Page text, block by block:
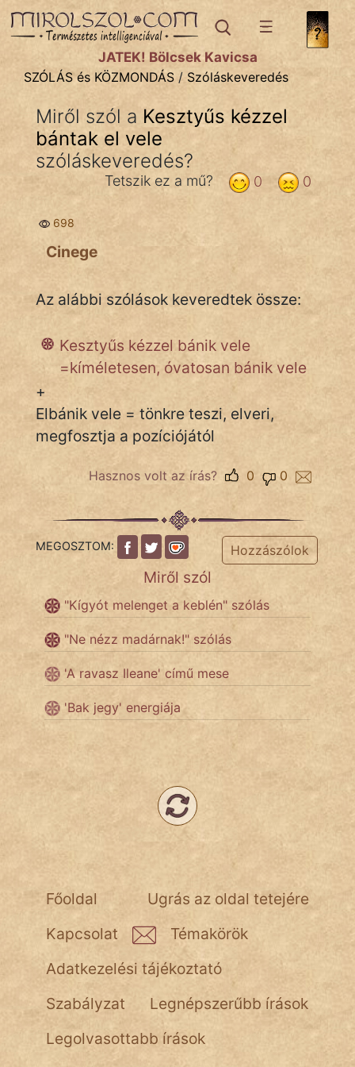
SZÓLÁS ÉS KÖZMONDÁStémák:
Bibliai
Közmondások
Rímelő
Szólások
Tréfás
IRODALOM
PSZICHO
FILM
ÉLETMÓD
MAGYARSÁG
És
TÖRTÉNELEM
Jób Gedeon
Láron Ádám
mikkamakka
vörös ördög
nagyöreg
JÁTÉK! Bölcsek Kavicsa
SZÓLÁS és KÖZMONDÁS / Szóláskeveredés
Miről szól a Kesztyűs kézzel
bántak el vele
szóláskeveredés?
0
0
Tetszik ez a mű?
698
Cinege
Az alábbi szólások keveredtek össze:
Kesztyűs kézzel bánik vele
=kíméletesen, óvatosan bánik vele
+
Elbánik vele = tönkre teszi, elveri,
megfosztja a pozíciójától
Hasznos volt az írás? 0
0
MEGOSZTOM: Hozzászólok
Miről szól
"Kígyót melenget a keblén" szólás
"Ne nézz madárnak!" szólás
'A ravasz Ileane' című mese
'Bak jegy' energiája
Ugrás az oldal tetejére
Főoldal
Kapcsolat
Témakörök
Adatkezelési tájékoztató
Szabályzat
Legnépszerűbb írások
Legolvasottabb írások